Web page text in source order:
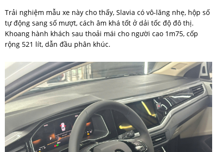
Trải nghiệm mẫu xe này cho thấy, Slavia có vô-lăng nhẹ, hộp số
tự động sang số mượt, cách âm khá tốt ở dải tốc độ đô thị.
Khoang hành khách sau thoải mái cho người cao 1m75, cốp
rộng 521 lít, dẫn đầu phân khúc.